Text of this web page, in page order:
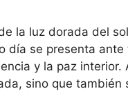
la luz dorada del
día se presenta
y la paz
sino que